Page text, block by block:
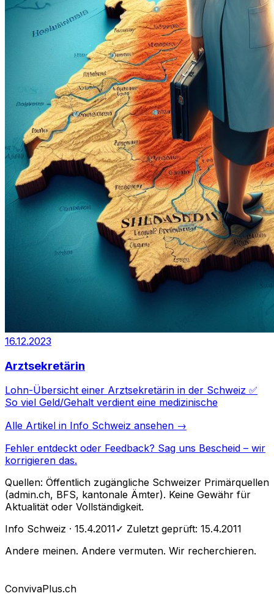
16.12.2023
Arztsekretärin
Lohn-Übersicht einer Arztsekretärin in der Schweiz ✅
So viel Geld/Gehalt verdient eine medizinische
Alle Artikel in Info Schweiz ansehen →
Fehler entdeckt oder Feedback? Sag uns Bescheid – wir
korrigieren das.
Quellen: Öffentlich zugängliche Schweizer Primärquellen
(admin.ch, BFS, kantonale Ämter). Keine Gewähr für
Aktualität oder Vollständigkeit.
Info Schweiz · 15.4.2011✓ Zuletzt geprüft: 15.4.2011
Andere meinen. Andere vermuten. Wir recherchieren.
ConvivaPlus.ch